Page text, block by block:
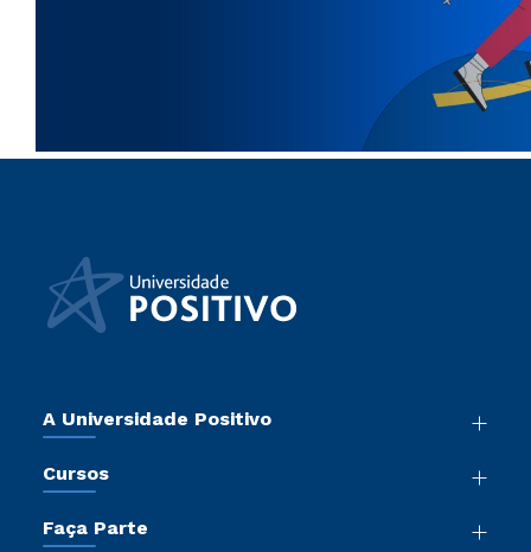
A Universidade Positivo
Sala de Imprensa
Cursos
Pós-Graduação
Faça Parte